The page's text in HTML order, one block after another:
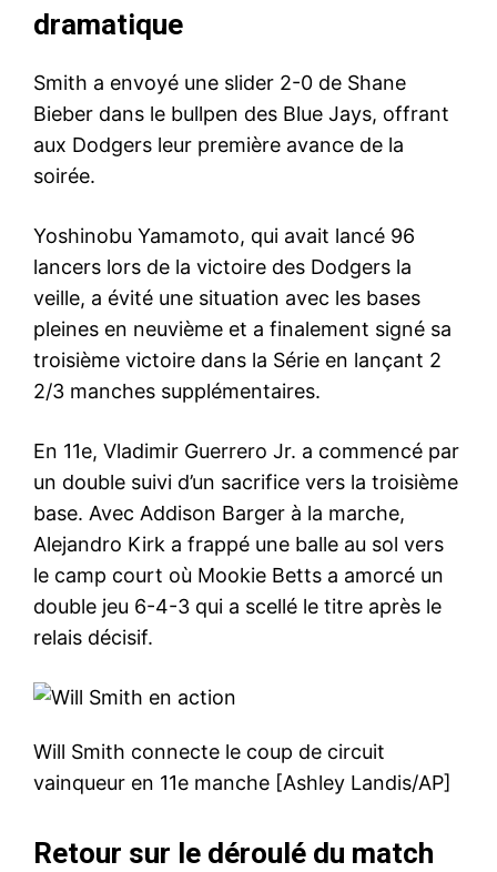
dramatique
Smith a envoyé une slider 2-0 de Shane
Bieber dans le bullpen des Blue Jays, offrant
aux Dodgers leur première avance de la
soirée.
Yoshinobu Yamamoto, qui avait lancé 96
lancers lors de la victoire des Dodgers la
veille, a évité une situation avec les bases
pleines en neuvième et a finalement signé sa
troisième victoire dans la Série en lançant 2
2/3 manches supplémentaires.
En 11e, Vladimir Guerrero Jr. a commencé par
un double suivi d’un sacrifice vers la troisième
base. Avec Addison Barger à la marche,
Alejandro Kirk a frappé une balle au sol vers
le camp court où Mookie Betts a amorcé un
double jeu 6-4-3 qui a scellé le titre après le
relais décisif.
Will Smith connecte le coup de circuit
vainqueur en 11e manche [Ashley Landis/AP]
Retour sur le déroulé du match